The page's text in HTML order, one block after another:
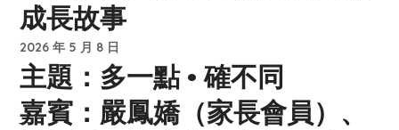
成長故事
2026 年 5 月 8 日
主題：多一點 • 確不同
嘉賓：嚴鳳嬌（家長會員）、